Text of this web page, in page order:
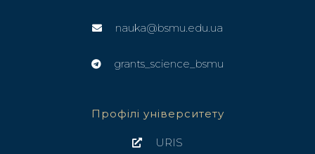
nauka@bsmu.edu.ua
grants_science_bsmu
Профілі університету
URIS